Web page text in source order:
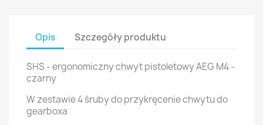
Opis Szczegóły produktu
SHS - ergonomiczny chwyt pistoletowy AEG M4 -
czarny
W zestawie 4 śruby do przykręcenie chwytu do
gearboxa